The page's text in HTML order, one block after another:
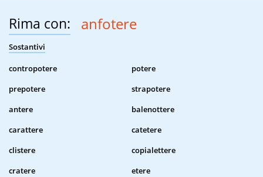
Rima con: anfotere
Sostantivi
contropotere
potere
prepotere
strapotere
antere
balenottere
carattere
catetere
clistere
copialettere
cratere
etere